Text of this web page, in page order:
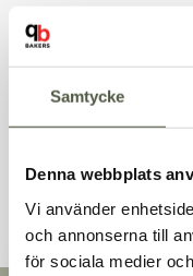
Samtycke
Denna webbplats
Vi använder
och annonserna till
för sociala medier
Kontakt
Liknande
Andra kunder